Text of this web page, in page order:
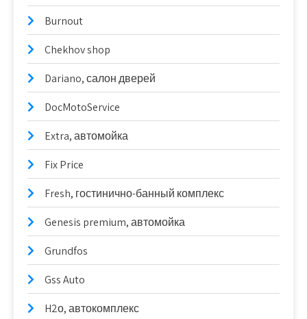
Burnout
Chekhov shop
Dariano, салон дверей
DocMotoService
Extra, автомойка
Fix Price
Fresh, гостинично-банный комплекс
Genesis premium, автомойка
Grundfos
Gss Auto
H2о, автокомплекс